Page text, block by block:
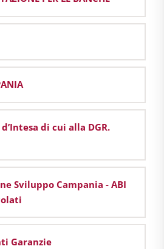
di cui alla DGR.
Sviluppo Campania - ABI
Garanzie